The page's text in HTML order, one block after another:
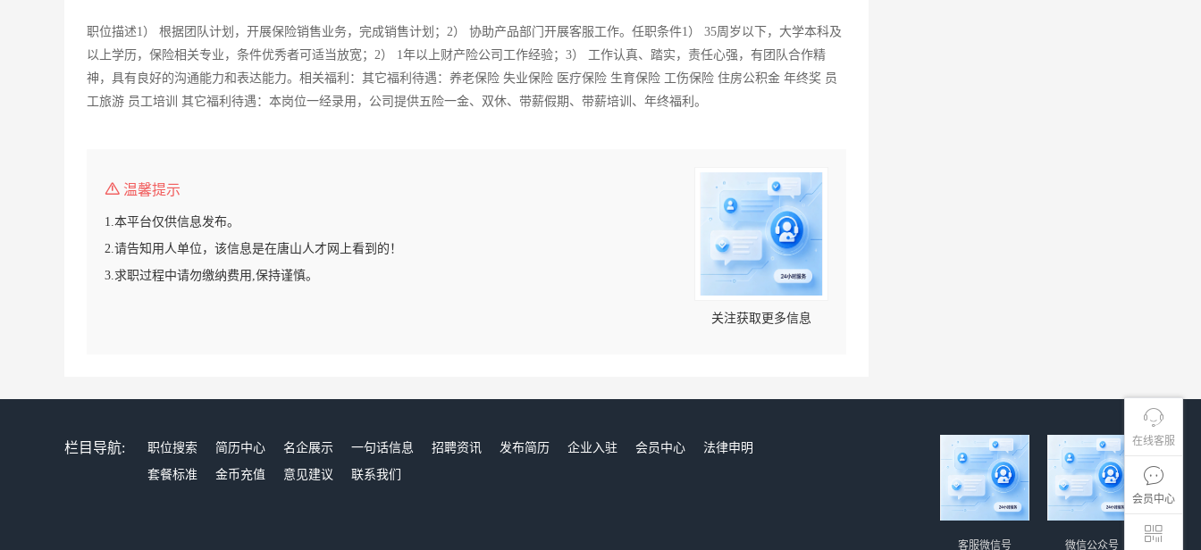
在线客服
会员中心
职位描述1） 根据团队计划，开展保险销售业务，完成销售计划；2） 协助产品部门开展客服工作。任职条件1） 35周岁以下，大学本科及
以上学历，保险相关专业，条件优秀者可适当放宽；2） 1年以上财产险公司工作经验；3） 工作认真、踏实，责任心强，有团队合作精
神，具有良好的沟通能力和表达能力。相关福利：其它福利待遇：养老保险 失业保险 医疗保险 生育保险 工伤保险 住房公积金 年终奖 员
工旅游 员工培训 其它福利待遇：本岗位一经录用，公司提供五险一金、双休、带薪假期、带薪培训、年终福利。
温馨提示
1.本平台仅供信息发布。
2.请告知用人单位，该信息是在唐山人才网上看到的！
3.求职过程中请勿缴纳费用,保持谨慎。
关注获取更多信息
栏目导航: 职位搜索 简历中心 名企展示 一句话信息 招聘资讯 发布简历 企业入驻 会员中心
法律申明
套餐标准
金币充值 意见建议 联系我们
微信公众号
客服微信号